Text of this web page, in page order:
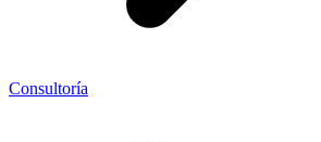
Consultoría